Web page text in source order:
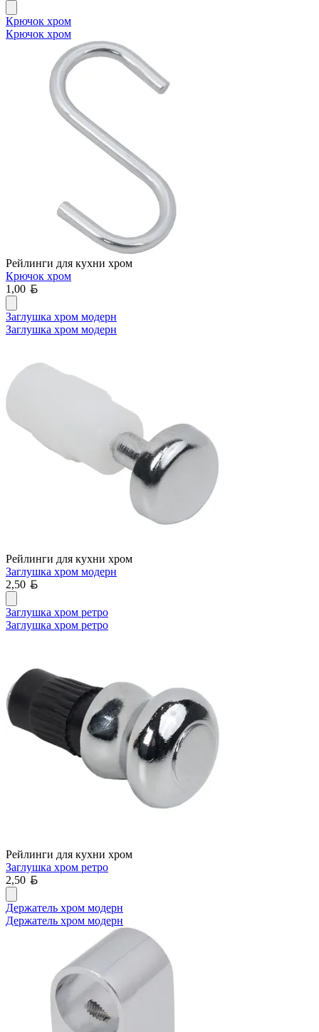
Крючок хром
Крючок хром
Рейлинги для кухни хром
Крючок хром
1,00
Заглушка хром модерн
Заглушка хром модерн
Рейлинги для кухни хром
Заглушка хром модерн
2,50
Заглушка хром ретро
Заглушка хром ретро
Рейлинги для кухни хром
Заглушка хром ретро
2,50
Держатель хром модерн
Держатель хром модерн